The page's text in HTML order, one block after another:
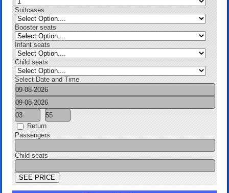
Suitcases
Booster seats
Infant seats
Child seats
Select Date and Time
Return
Passengers
Child seats